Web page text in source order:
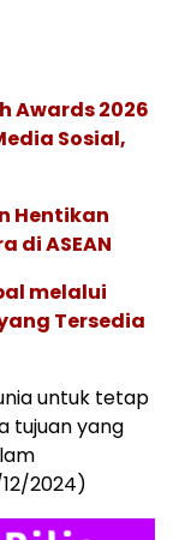
Awards 2026
Sosial,
Hentikan
di ASEAN
melalui
Tersedia
untuk tetap
tujuan yang
2024)